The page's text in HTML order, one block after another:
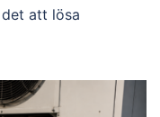
att lösa